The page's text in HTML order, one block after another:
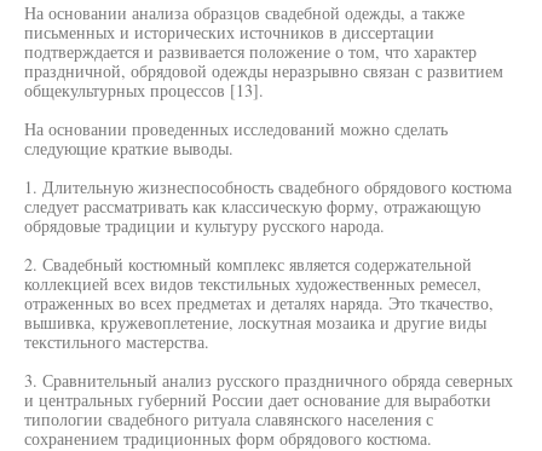
На основании анализа образцов свадебной одежды, а также
письменных и исторических источников в диссертации
подтверждается и развивается положение о том, что характер
праздничной, обрядовой одежды неразрывно связан с развитием
общекультурных процессов [13].
На основании проведенных исследований можно сделать
следующие краткие выводы.
1. Длительную жизнеспособность свадебного обрядового костюма
следует рассматривать как классическую форму, отражающую
обрядовые традиции и культуру русского народа.
2. Свадебный костюмный комплекс является содержательной
коллекцией всех видов текстильных художественных ремесел,
отраженных во всех предметах и деталях наряда. Это ткачество,
вышивка, кружевоплетение, лоскутная мозаика и другие виды
текстильного мастерства.
3. Сравнительный анализ русского праздничного обряда северных
и центральных губерний России дает основание для выработки
типологии свадебного ритуала славянского населения с
сохранением традиционных форм обрядового костюма.